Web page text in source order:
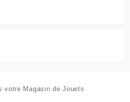
votre Magasin de Jouets